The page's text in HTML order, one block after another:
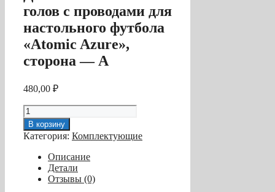
голов с проводами для
настольного футбола
«Atomic Azure»,
сторона — A
480,00 ₽
Количество
товара
Датчик
забитых
голов
проводами
В корзину
Категория: Комплектующие
Описание
Детали
Отзывы (0)